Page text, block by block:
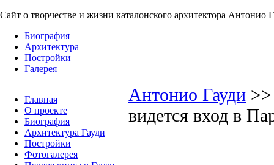
Сайт о творчестве и жизни каталонского архитектора Антонио
Биография
Архитектура
Постройки
Галерея
Главная
О проекте
Биография
Архитектура Гауди
Постройки
Фотогалерея
Антонио Гауди
видется вход в